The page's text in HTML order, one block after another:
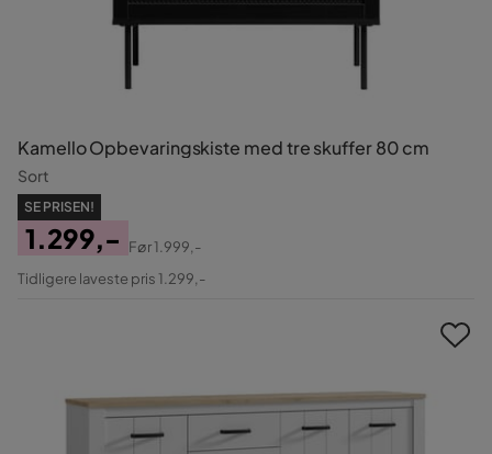
Kamello Opbevaringskiste med tre skuffer 80 cm
Sort
SE PRISEN!
Pris
1.299,-
Original
Før1.999,-
Tidligere laveste pris 1.299,-